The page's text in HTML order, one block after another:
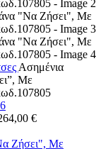
Ασημένια
Με
€